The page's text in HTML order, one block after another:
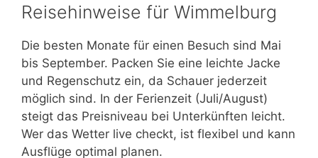
Reisehinweise für Wimmelburg
Die besten Monate für einen Besuch sind Mai
bis September. Packen Sie eine leichte Jacke
und Regenschutz ein, da Schauer jederzeit
möglich sind. In der Ferienzeit (Juli/August)
steigt das Preisniveau bei Unterkünften leicht.
Wer das Wetter live checkt, ist flexibel und kann
Ausflüge optimal planen.